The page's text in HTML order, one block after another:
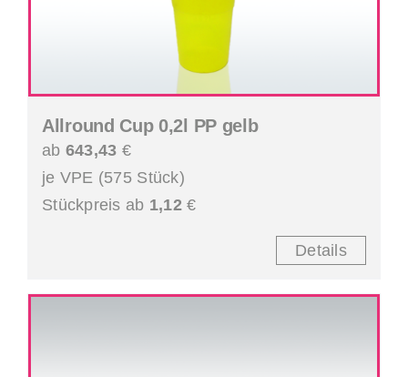
Allround Cup 0,2l PP gelb
ab 643,43 €
je VPE (575 Stück)
Stückpreis ab 1,12€
Details